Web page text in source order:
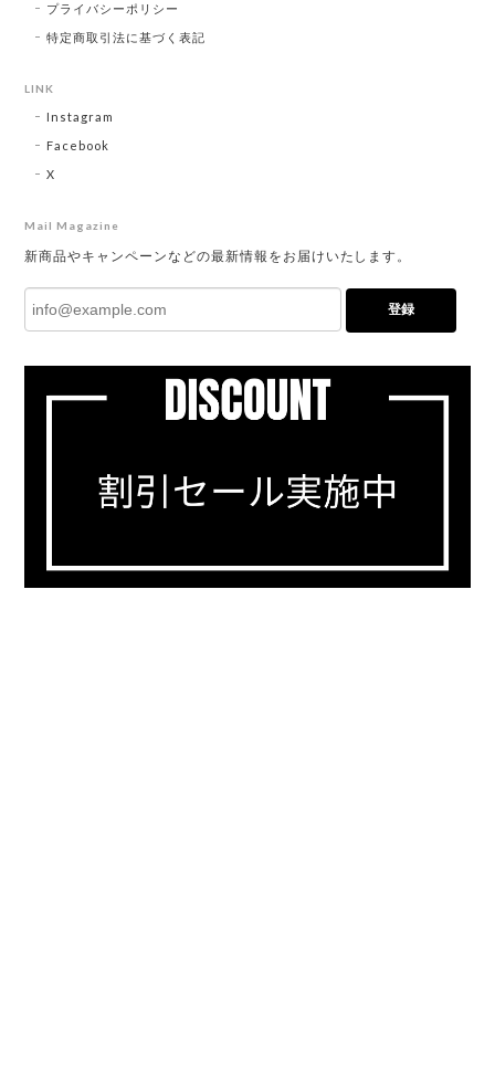
プライバシーポリシー
特定商取引法に基づく表記
LINK
Instagram
Facebook
X
Mail Magazine
新商品やキャンペーンなどの最新情報をお届けいたします。
登録